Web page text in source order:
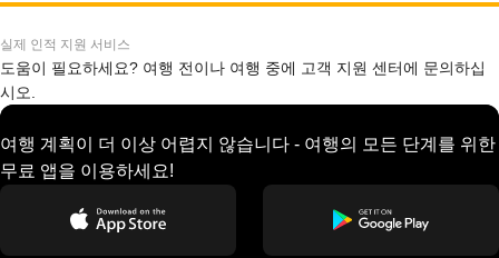
실제 인적 지원 서비스
도움이 필요하세요? 여행 전이나 여행 중에 고객 지원 센터에 문의하십
시오.
여행 계획이 더 이상 어렵지 않습니다 - 여행의 모든 단계를 위한
무료 앱을 이용하세요!